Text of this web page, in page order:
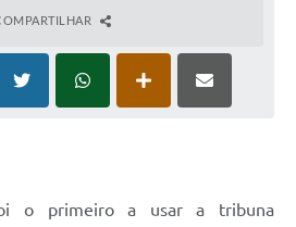
o primeiro a usar a tribuna